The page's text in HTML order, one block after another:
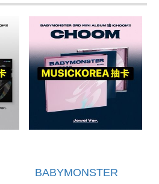
BABYMONSTER